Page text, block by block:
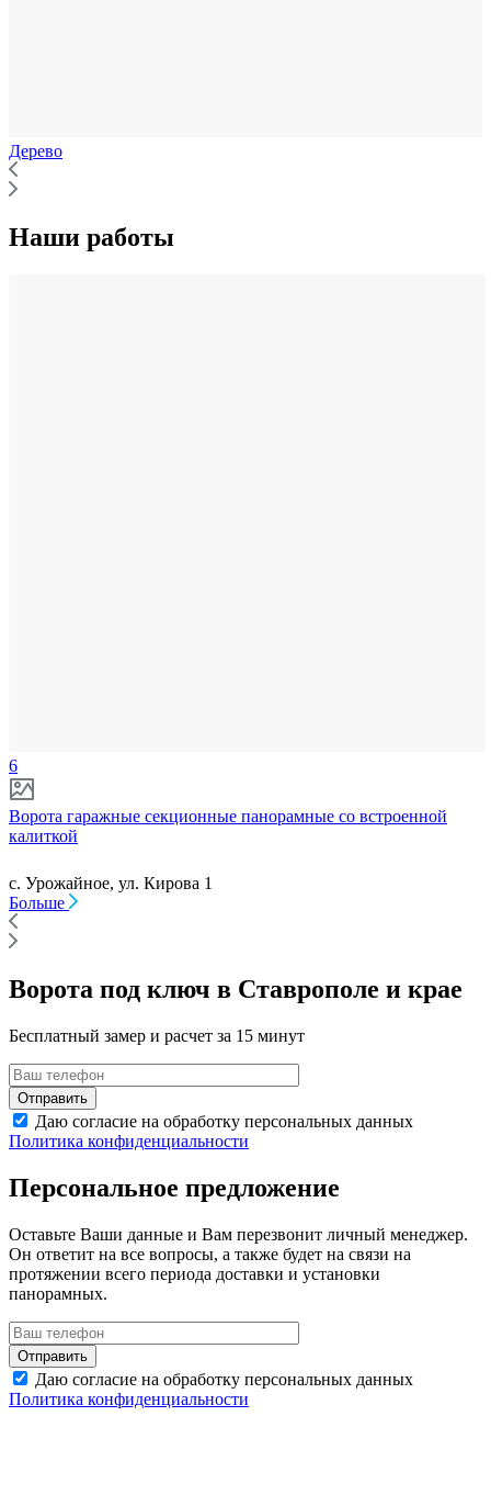
Дерево
Наши работы
6
Ворота гаражные секционные панорамные со встроенной
калиткой
с. Урожайное, ул. Кирова 1
Больше
Ворота под ключ в Ставрополе и крае
Бесплатный замер и расчет за 15 минут
Даю согласие на обработку персональных данных
Политика конфиденциальности
Персональное предложение
Оставьте Ваши данные и Вам перезвонит личный менеджер.
Он ответит на все вопросы, а также будет на связи на
протяжении всего периода доставки и установки
панорамных.
Даю согласие на обработку персональных данных
Политика конфиденциальности